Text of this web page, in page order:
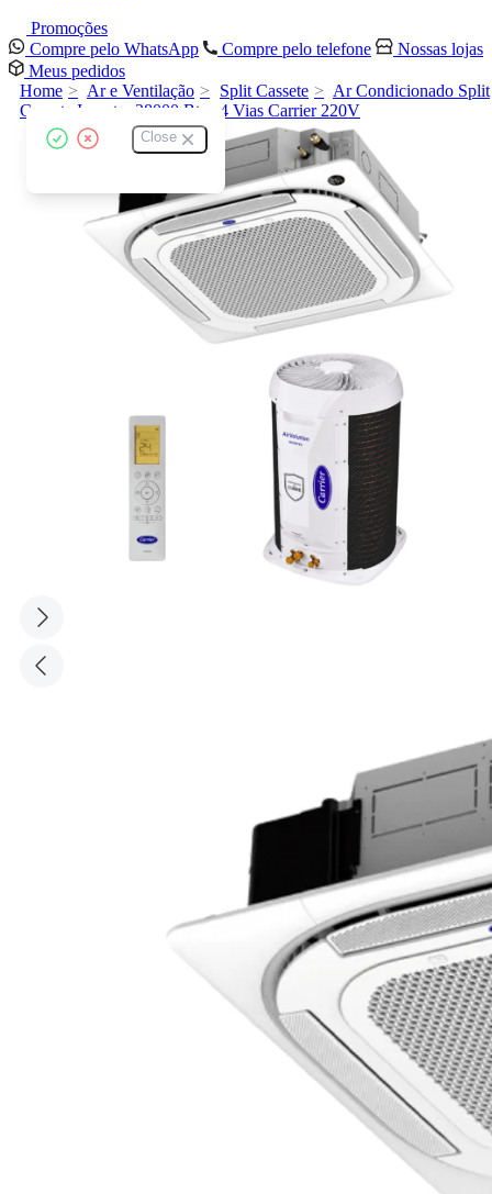
Promoções
Compre pelo WhatsApp
Compre pelo telefone
Nossas lojas
Meus pedidos
Close
Home Ar e Ventilação Split Cassete
Ar Condicionado Split
Cassete Inverter 28000 Btus 4 Vias Carrier 220V